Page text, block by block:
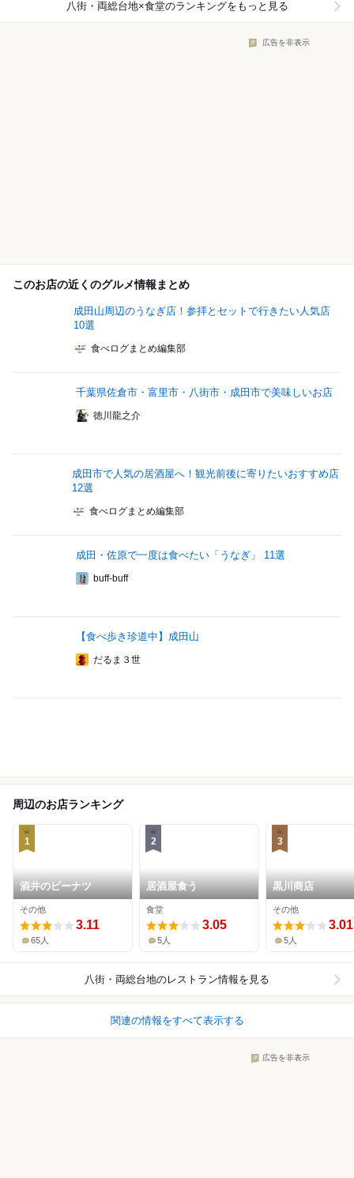
八街・両総台地×食堂のランキングをもっと見る
広告を非表示
このお店の近くのグルメ情報まとめ
成田山周辺のうなぎ店！参拝とセットで行きたい人気店
10選
食べログまとめ編集部
千葉県佐倉市・富里市・八街市・成田市で美味しいお店
徳川龍之介
成田市で人気の居酒屋へ！観光前後に寄りたいおすすめ店
12選
食べログまとめ編集部
成田・佐原で一度は食べたい「うなぎ」 11選
buff-buff
【食べ歩き珍道中】成田山
だるま３世
周辺のお店ランキング
1
酒井のピーナツ
その他
3.11
65人
2
居酒屋食う
食堂
3.05
5人
3
黒川商店
その他
3.01
5人
八街・両総台地のレストラン情報を見る
関連の情報をすべて表示する
広告を非表示